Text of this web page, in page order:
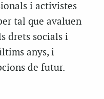
i activistes
tal que avaluen
drets socials i
anys, i
de futur.